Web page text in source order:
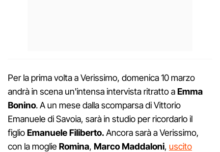
Per la prima volta a Verissimo, domenica 10 marzo
andrà in scena un'intensa intervista ritratto aEmma
Bonino. A un mese dalla scomparsa di Vittorio
Emanuele di Savoia, sarà in studio per ricordarlo il
figlioEmanuele Filiberto.Ancora sarà a Verissimo,
con la moglieRomina, Marco Maddaloni, uscito